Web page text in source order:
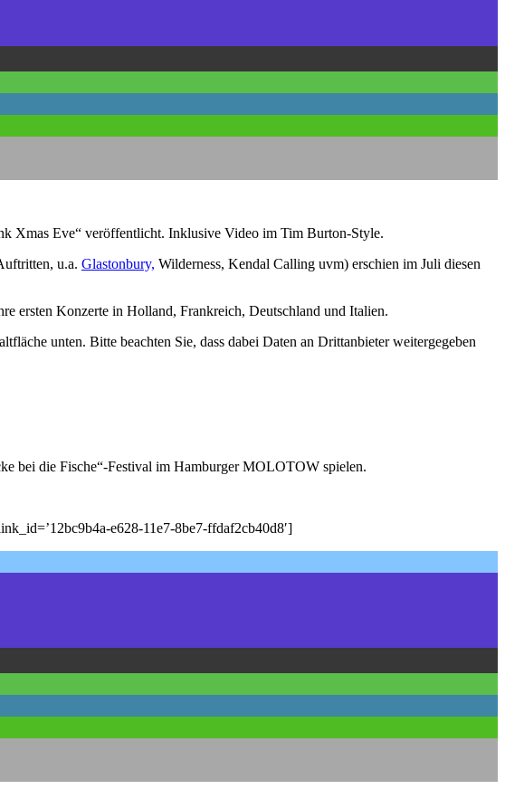
Xmas Eve“ veröffentlicht. Inklusive Video im Tim Burton-Style.
u.a. Glastonbury, Wilderness, Kendal Calling uvm) erschien im Juli diesen
ersten Konzerte in Holland, Frankreich, Deutschland und Italien.
unten. Bitte beachten Sie, dass dabei Daten an Drittanbieter weitergegeben
bei die Fische“-Festival im Hamburger MOLOTOW spielen.
e628-11e7-8be7-ffdaf2cb40d8′]